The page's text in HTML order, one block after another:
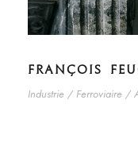
FRANÇOIS
Industrie / Ferroviaire /